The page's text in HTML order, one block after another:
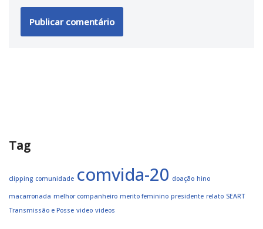
Tag
clipping comunidade comvida-20 doação hino
macarronada melhor companheiro merito feminino presidente relato SEART
Transmissão e Posse video videos